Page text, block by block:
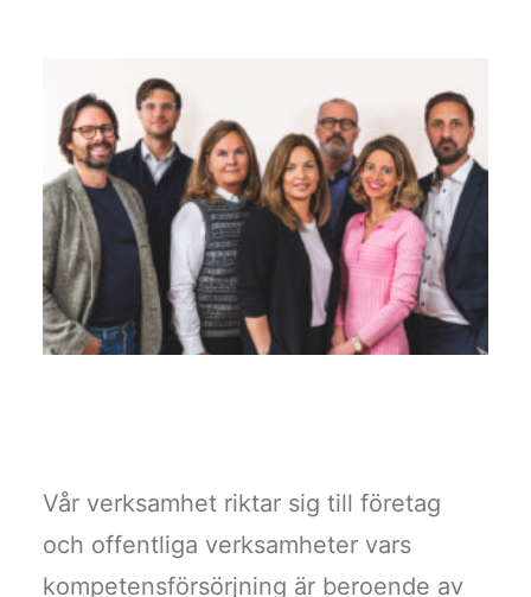
Vår verksamhet riktar sig till företag
och offentliga verksamheter vars
kompetensförsörjning är beroende av